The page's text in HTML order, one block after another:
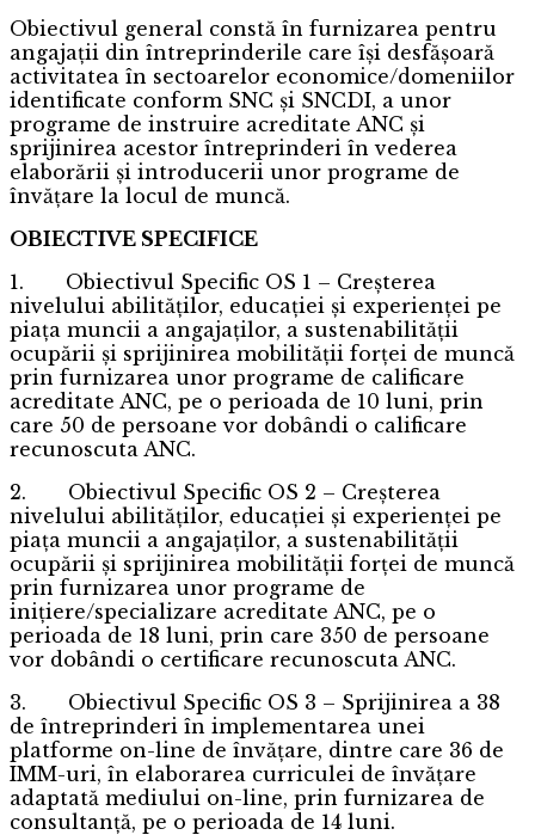
Obiectivul general constă în furnizarea pentru
angajații din întreprinderile care își desfășoară
activitatea în sectoarelor economice/domeniilor
identificate conform SNC și SNCDI, a unor
programe de instruire acreditate ANC și
sprijinirea acestor întreprinderi în vederea
elaborării și introducerii unor programe de
învățare la locul de muncă.
OBIECTIVE SPECIFICE
1. Obiectivul Specific OS 1 – Creșterea
nivelului abilităților, educației și experienței pe
piața muncii a angajaților, a sustenabilității
ocupării și sprijinirea mobilității forței de muncă
prin furnizarea unor programe de calificare
acreditate ANC, pe o perioada de 10 luni, prin
care 50 de persoane vor dobândi o calificare
recunoscuta ANC.
2. Obiectivul Specific OS 2 – Creșterea
nivelului abilităților, educației și experienței pe
piața muncii a angajaților, a sustenabilității
ocupării și sprijinirea mobilității forței de muncă
prin furnizarea unor programe de
inițiere/specializare acreditate ANC, pe o
perioada de 18 luni, prin care 350 de persoane
vor dobândi o certificare recunoscuta ANC.
3. Obiectivul Specific OS 3 – Sprijinirea a 38
de întreprinderi în implementarea unei
platforme on-line de învățare, dintre care 36 de
IMM-uri, în elaborarea curriculei de învățare
adaptată mediului on-line, prin furnizarea de
consultanță, pe o perioada de 14 luni.